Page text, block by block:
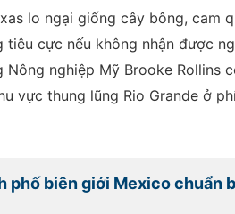
lo ngại giống cây bông, cam
tiêu cực nếu không nhận được
Nông nghiệp Mỹ Brooke
vực thung lũng Rio Grande ở
phố biên giới Mexico chuẩn